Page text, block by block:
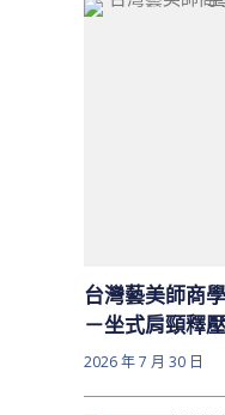
台灣藝美師商
－坐式肩頸釋
2026 年 7 月 30 日